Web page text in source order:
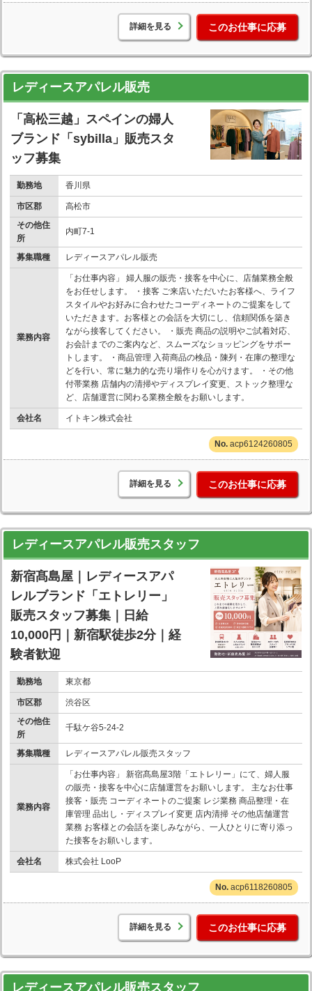
詳細を見る このお仕事に応募
レディースアパレル販売
「高松三越」スペインの婦人
ブランド「sybilla」販売スタ
ッフ募集
勤務地 香川県
市区郡
高松市
その他住
所
内町7-1
募集職種 レディースアパレル販売
業務内容
「お仕事内容」 婦人服の販売・接客を中心に、店舗業務全般
をお任せします。 ・接客 ご来店いただいたお客様へ、ライフ
スタイルやお好みに合わせたコーディネートのご提案をして
いただきます。お客様との会話を大切にし、信頼関係を築き
ながら接客してください。 ・販売 商品の説明やご試着対応、
お会計までのご案内など、スムーズなショッピングをサポー
トします。 ・商品管理 入荷商品の検品・陳列・在庫の整理な
どを行い、常に魅力的な売り場作りを心がけます。 ・その他
付帯業務 店舗内の清掃やディスプレイ変更、ストック整理な
ど、店舗運営に関わる業務全般をお願いします。
会社名 イトキン株式会社
acp6124260805
詳細を見る このお仕事に応募
レディースアパレル販売スタッフ
新宿髙島屋｜レディースアパ
レルブランド「エトレリー」
販売スタッフ募集｜日給
10,000円｜新宿駅徒歩2分｜経
験者歓迎
勤務地 東京都
市区郡
渋谷区
その他住
所
千駄ケ谷5-24-2
募集職種 レディースアパレル販売スタッフ
業務内容
「お仕事内容」 新宿髙島屋3階「エトレリー」にて、婦人服
の販売・接客を中心に店舗運営をお願いします。 主なお仕事
接客・販売 コーディネートのご提案 レジ業務 商品整理・在
庫管理 品出し・ディスプレイ変更 店内清掃 その他店舗運営
業務 お客様との会話を楽しみながら、一人ひとりに寄り添っ
た接客をお願いします。
会社名 株式会社 LooP
acp6118260805
詳細を見る このお仕事に応募
レディースアパレル販売スタッフ